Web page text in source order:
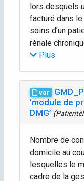
lors desquels
facturé dans
soins d’un
rénale
Plus
var
‘module de
DMG’
Nombre de
domicile au
lesquelles le
cadre de la